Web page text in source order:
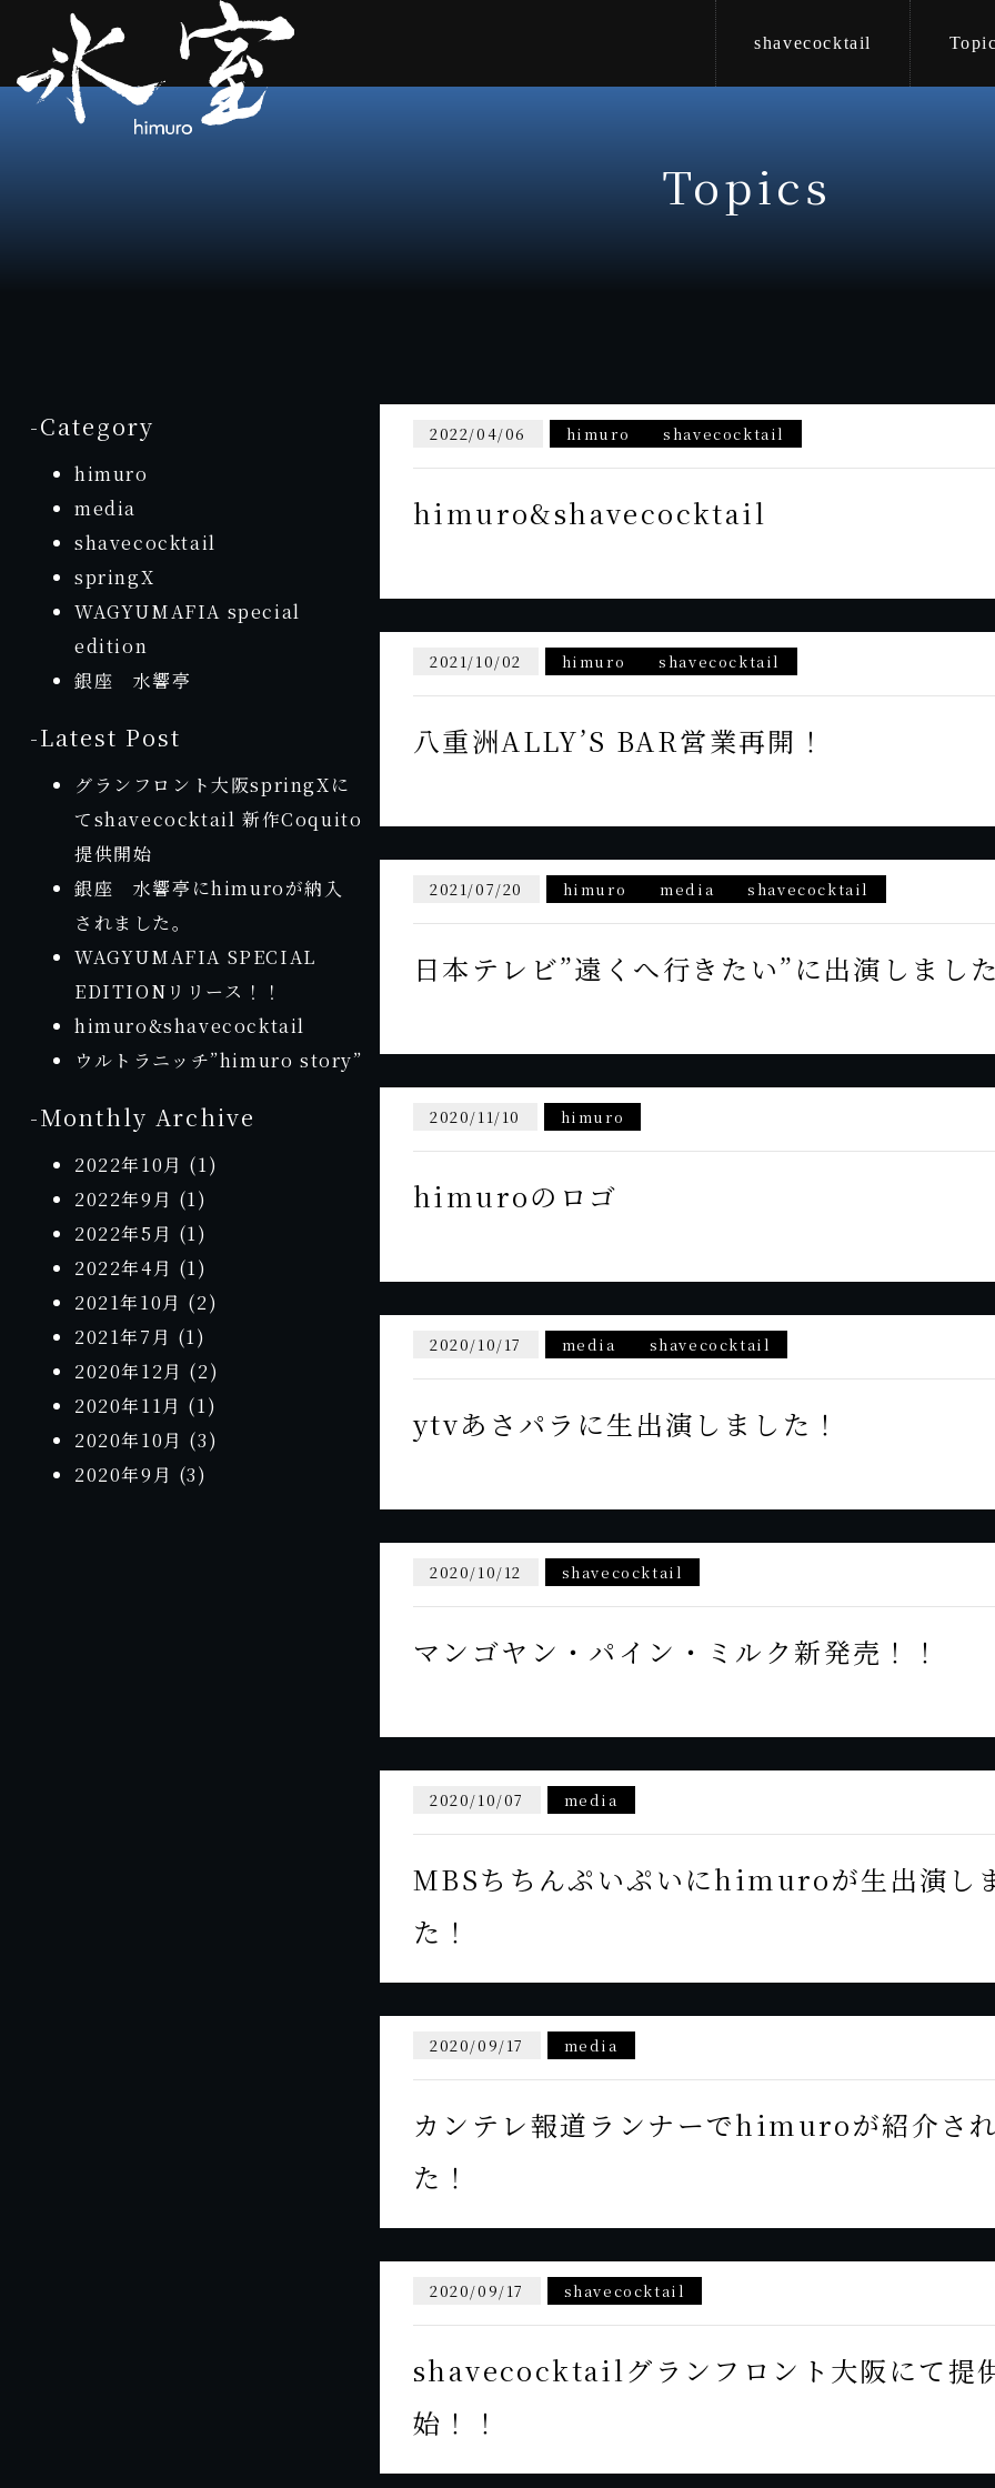
shavecocktail
Topics
2022/04/06 himuro shavecocktail
himuro&shavecocktail
2021/10/02 himuro shavecocktail
八重洲ALLY’S BAR営業再開！
2021/07/20 himuro media shavecocktail
日本テレビ”遠くへ行きたい”に出演しまし
2020/11/10 himuro
himuroのロゴ
2020/10/17 media shavecocktail
ytvあさパラに生出演しました！
2020/10/12 shavecocktail
マンゴヤン・パイン・ミルク新発売！！
2020/10/07 media
MBSちちんぷいぷいにhimuroが生出演し
た！
2020/09/17 media
カンテレ報道ランナーでhimuroが紹介さ
た！
2020/09/17 shavecocktail
shavecocktailグランフロント大阪にて提
始！！
-Category
himuro
media
shavecocktail
springX
WAGYUMAFIA special
edition
銀座 水響亭
-Latest Post
グランフロント大阪springXに
てshavecocktail 新作Coquito
提供開始
銀座 水響亭にhimuroが納入
されました。
WAGYUMAFIA SPECIAL
EDITIONリリース！！
himuro&shavecocktail
ウルトラニッチ”himuro story”
-Monthly Archive
2022年10月 (1)
2022年9月 (1)
2022年5月 (1)
2022年4月 (1)
2021年10月 (2)
2021年7月 (1)
2020年12月 (2)
2020年11月 (1)
2020年10月 (3)
2020年9月 (3)